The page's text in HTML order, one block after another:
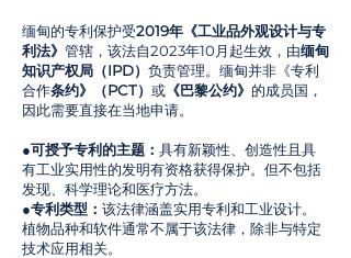
缅甸的专利保护受2019年《工业品外观设计与专
利法》 管辖，该法自2023年10月起生效，由缅甸
知识产权局（IPD） 负责管理。缅甸并非《专利
合作条约》（PCT） 或 《巴黎公约》 的成员国，
因此需要直接在当地申请。
●可授予专利的主题： 具有新颖性、创造性且具
有工业实用性的发明有资格获得保护。但不包括
发现、科学理论和医疗方法。
●专利类型： 该法律涵盖实用专利和工业设计。
植物品种和软件通常不属于该法律，除非与特定
技术应用相关。